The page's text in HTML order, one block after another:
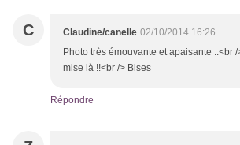
C Claudine/canelle 02/10/2014 16:26
Photo très émouvante et apaisante ..<br
mise là !!<br /> Bises
Répondre